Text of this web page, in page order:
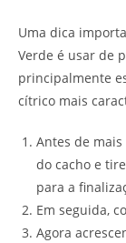
Uma dica
Verde é usar de
principalmente
cítrico mais
Antes de
do cacho e
para a
Em seguida,
Agora